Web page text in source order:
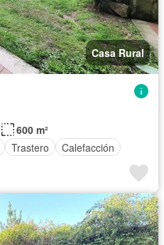
Casa Rural
600 m²
Trastero Calefacción